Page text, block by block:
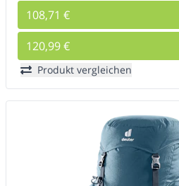
108,71 €
120,99 €
Produkt vergleichen